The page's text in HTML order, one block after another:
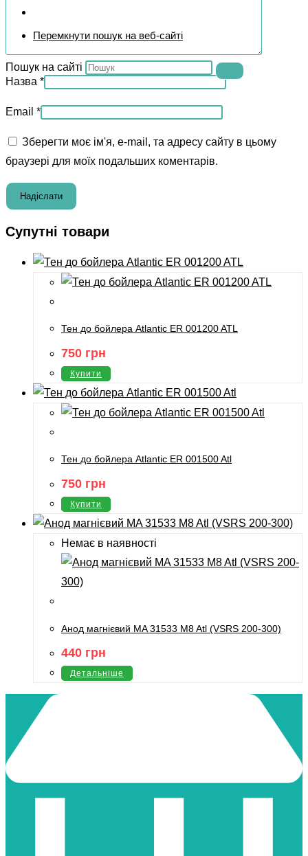
Перемкнути пошук на веб-сайті
Пошук на сайті
Назва *
Email *
Зберегти моє ім'я, e-mail, та адресу сайту в цьому
браузері для моїх подальших коментарів.
Супутні товари
Тен до бойлера Atlantic ER 001200 ATL
750 грн
Купити
Тен до бойлера Atlantic ER 001500 Atl
750 грн
Купити
Немає в наявності
Анод магнієвий MA 31533 M8 Atl (VSRS 200-300)
440 грн
Детальніше